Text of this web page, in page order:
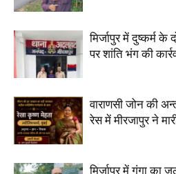
मिर्जापुर में दुष्कर्म के
पर शांति भंग की
वाराणसी जोन की
रेस में मीरजापुर ने
मिर्जापुर में गंगा का